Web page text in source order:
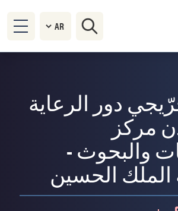
دور الرعاية
مركز
والبحوث -
الحسين